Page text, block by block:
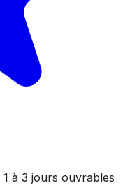
1 à 3 jours ouvrables